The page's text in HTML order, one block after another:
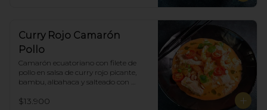
Curry Rojo Camarón
Pollo
Camarón ecuatoriano con filete de
pollo en salsa de curry rojo picante,
bambu, albahaca y salteado con
porción de arroz blanco.
$13.900